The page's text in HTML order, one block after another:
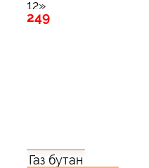
12»
249
Газ бутан